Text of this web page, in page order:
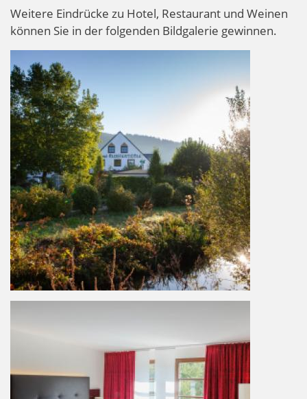
Weitere Eindrücke zu Hotel, Restaurant und Weinen
können Sie in der folgenden Bildgalerie gewinnen.